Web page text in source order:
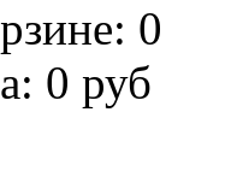
0
0 руб